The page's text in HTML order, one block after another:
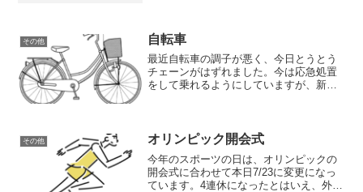
その他 自転車
最近自転車の調子が悪く、今日とうとう
チェーンがはずれました。今は応急処置
をして乗れるようにしていますが、新し
ているので、しょうがな...
その他 オリンピック開会式
今年のスポーツの日は、オリンピックの
開会式に合わせて本日7/23に変更になっ
ています。4連休になったとはいえ、外に